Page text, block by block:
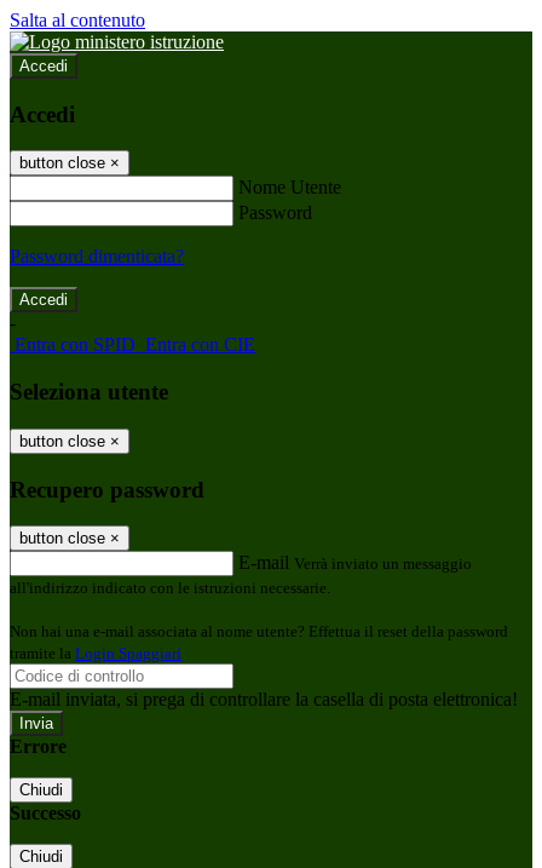
Salta al contenuto
Accedi
Accedi
button close ×
Nome Utente
Password
Password dimenticata?
-
Entra con SPID Entra con CIE
Seleziona utente
button close ×
Recupero password
button close ×
E-mail Verrà inviato un messaggio
all'indirizzo indicato con le istruzioni necessarie.
Non hai una e-mail associata al nome utente? Effettua il reset della password
tramite la Login Spaggiari
E-mail inviata, si prega di controllare la casella di posta elettronica!
Errore
Chiudi
Successo
Chiudi